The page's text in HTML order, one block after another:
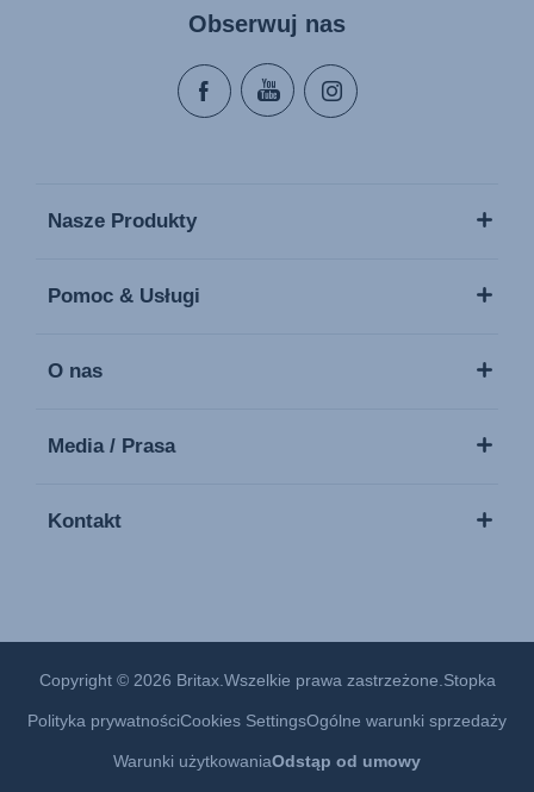
Obserwuj nas
Nasze Produkty
Pomoc & Usługi
O nas
Media / Prasa
Kontakt
Copyright © 2026 Britax.Wszelkie prawa zastrzeżone. Stopka
Polityka prywatnościCookies SettingsOgólne warunki sprzedaży
Warunki użytkowaniaOdstąp od umowy